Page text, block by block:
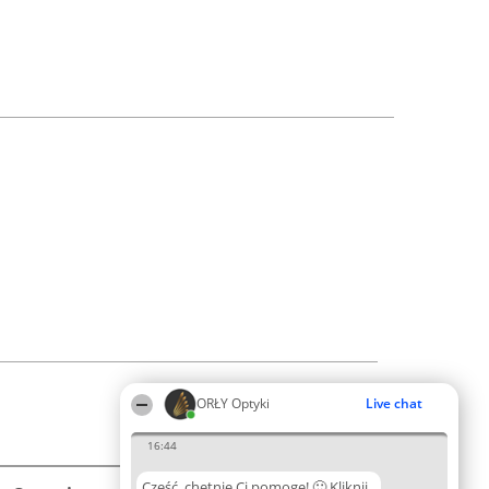
ORŁY Optyki Live chat
16:44